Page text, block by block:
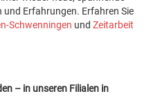
Erfahrungen. Erfahren Sie
Schwenningen und Zeitarbeit
– in unseren Filialen in